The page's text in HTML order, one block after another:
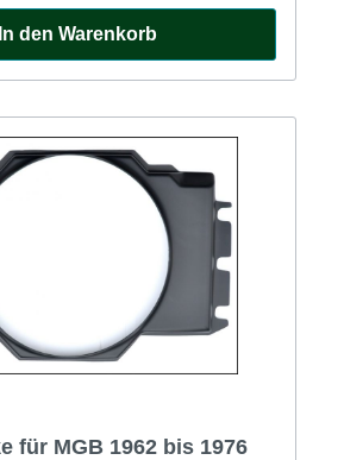
In den Warenkorb
für MGB 1962 bis 1976